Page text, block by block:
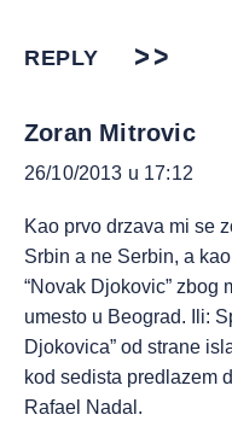
REPLY
Zoran Mitrovic
26/10/2013 u 17:12
Kao prvo drzava mi se
Srbin a ne Serbin, a
“Novak Djokovic” zbog
umesto u Beograd. Ili:
Djokovica” od strane
kod sedista predlazem
Rafael Nadal.